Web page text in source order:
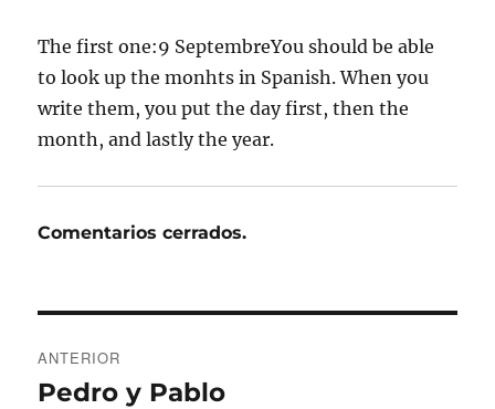
The first one:9 SeptembreYou should be able
to look up the monhts in Spanish. When you
write them, you put the day first, then the
month, and lastly the year.
Comentarios cerrados.
de
ANTERIOR
Entrada
Pedro y Pablo